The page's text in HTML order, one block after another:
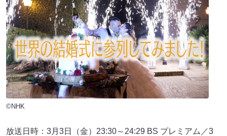
©NHK
放送日時：3月3日（金）23:30～24:29 BS プレミアム／3